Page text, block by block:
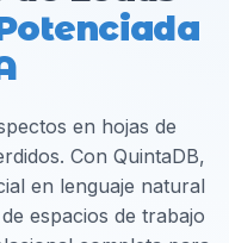
en hojas de
Con QuintaDB,
en lenguaje natural
espacios de trabajo